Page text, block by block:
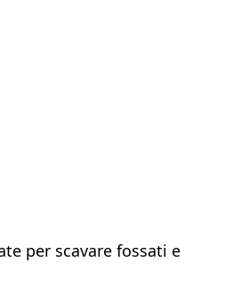
per scavare fossati e